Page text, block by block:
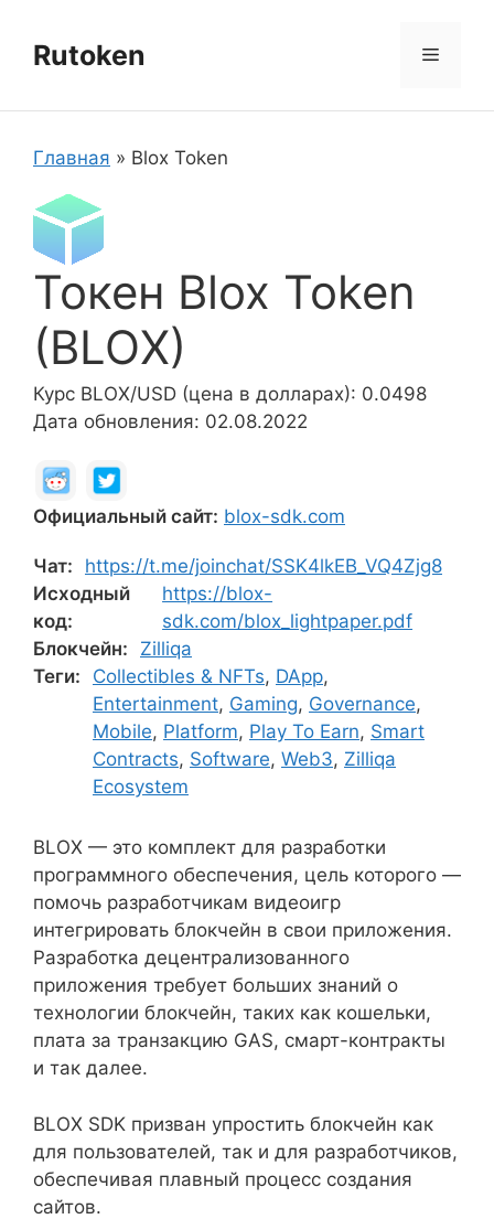
содержимому
Rutoken Меню
Главная » Blox Token
Токен Blox Token
(BLOX)
Курс BLOX/USD (цена в долларах): 0.0498
Дата обновления: 02.08.2022
Официальный сайт: blox-sdk.com
Чат:
https://t.me/joinchat/SSK4lkEB_VQ4Zjg8
Исходный
код:
https://blox-
sdk.com/blox_lightpaper.pdf
Блокчейн:
Zilliqa
Теги:
Collectibles & NFTs, DApp,
Entertainment, Gaming, Governance,
Mobile, Platform, Play To Earn, Smart
Contracts, Software, Web3, Zilliqa
Ecosystem
BLOX — это комплект для разработки
программного обеспечения, цель которого —
помочь разработчикам видеоигр
интегрировать блокчейн в свои приложения.
Разработка децентрализованного
приложения требует больших знаний о
технологии блокчейн, таких как кошельки,
плата за транзакцию GAS, смарт-контракты
и так далее.
BLOX SDK призван упростить блокчейн как
для пользователей, так и для разработчиков,
обеспечивая плавный процесс создания
сайтов.